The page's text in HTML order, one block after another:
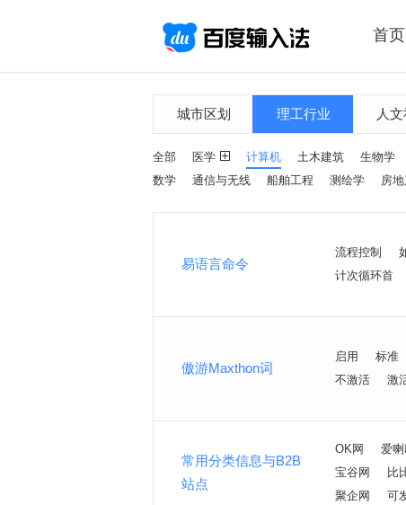
首页
城市区划 理工行业 人
全部 医学 计算机 土木建筑 生物学
数学
通信与无线 船舶工程 测绘学 房
易语言命令
流程控制
计次循环首
傲游Maxthon词
启用 标准
不激活
激
常用分类信息与B2B
站点
OK网 爱喇
宝谷网
比
聚企网
可